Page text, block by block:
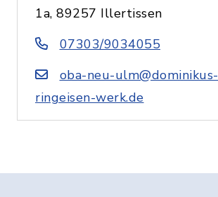
1a, 89257 Illertissen
07303/9034055
oba-neu-ulm@dominikus-
ringeisen-werk.de